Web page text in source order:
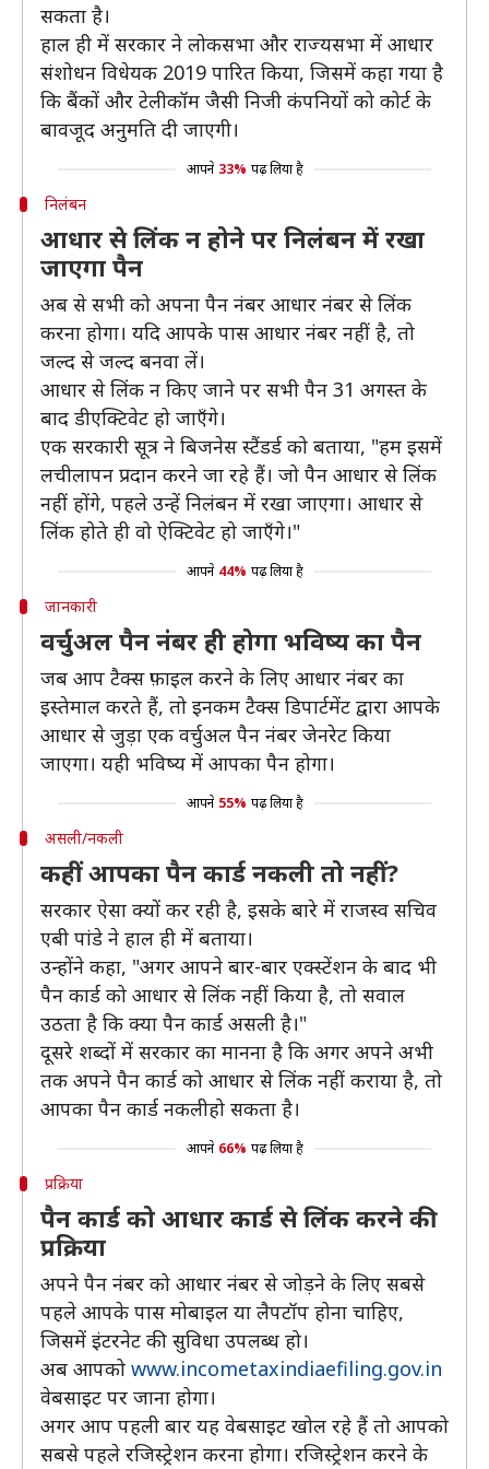
सकता है।
हाल ही में सरकार ने लोकसभा और राज्यसभा में आधार
संशोधन विधेयक 2019 पारित किया, जिसमें कहा गया है
कि बैंकों और टेलीकॉम जैसी निजी कंपनियों को कोर्ट के
बावजूद अनुमति दी जाएगी।
आपने 33% पढ़ लिया है
निलंबन
आधार से लिंक न होने पर निलंबन में रखा
जाएगा पैन
अब से सभी को अपना पैन नंबर आधार नंबर से लिंक
करना होगा। यदि आपके पास आधार नंबर नहीं है, तो
जल्द से जल्द बनवा लें।
आधार से लिंक न किए जाने पर सभी पैन 31 अगस्त के
बाद डीएक्टिवेट हो जाएँगे।
एक सरकारी सूत्र ने बिजनेस स्टैंडर्ड को बताया, "हम इसमें
लचीलापन प्रदान करने जा रहे हैं। जो पैन आधार से लिंक
नहीं होंगे, पहले उन्हें निलंबन में रखा जाएगा। आधार से
लिंक होते ही वो ऐक्टिवेट हो जाएँगे।"
आपने 44% पढ़ लिया है
जानकारी
वर्चुअल पैन नंबर ही होगा भविष्य का पैन
जब आप टैक्स फ़ाइल करने के लिए आधार नंबर का
इस्तेमाल करते हैं, तो इनकम टैक्स डिपार्टमेंट द्वारा आपके
आधार से जुड़ा एक वर्चुअल पैन नंबर जेनरेट किया
जाएगा। यही भविष्य में आपका पैन होगा।
आपने 55% पढ़ लिया है
असली/नकली
कहीं आपका पैन कार्ड नकली तो नहीं?
सरकार ऐसा क्यों कर रही है, इसके बारे में राजस्व सचिव
एबी पांडे ने हाल ही में बताया।
उन्होंने कहा, "अगर आपने बार-बार एक्स्टेंशन के बाद भी
पैन कार्ड को आधार से लिंक नहीं किया है, तो सवाल
उठता है कि क्या पैन कार्ड असली है।"
दूसरे शब्दों में सरकार का मानना है कि अगर अपने अभी
तक अपने पैन कार्ड को आधार से लिंक नहीं कराया है, तो
आपका पैन कार्ड नकलीहो सकता है।
आपने 66% पढ़ लिया है
प्रक्रिया
पैन कार्ड को आधार कार्ड से लिंक करने की
प्रक्रिया
अपने पैन नंबर को आधार नंबर से जोड़ने के लिए सबसे
पहले आपके पास मोबाइल या लैपटॉप होना चाहिए,
जिसमें इंटरनेट की सुविधा उपलब्ध हो।
अब आपको www.incometaxindiaefiling.gov.in
वेबसाइट पर जाना होगा।
अगर आप पहली बार यह वेबसाइट खोल रहे हैं तो आपको
सबसे पहले रजिस्ट्रेशन करना होगा। रजिस्ट्रेशन करने के